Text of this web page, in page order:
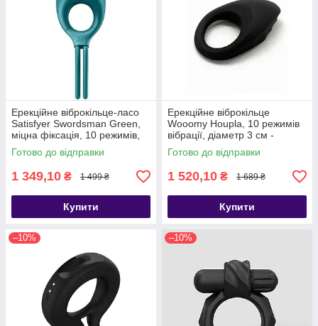
Ерекційне віброкільце-ласо
Satisfyer Swordsman Green,
міцна фіксація, 10 режимів,
потужний мотор - SO6729
Готово до відправки
1 349,10 ₴ 1 499 ₴
Купити
Ерекційне віброкільце
Wooomy Houpla, 10 режимів
вібрації, діаметр 3 см -
SO7439
Готово до відправки
1 520,10 ₴ 1 689 ₴
Купити
–10% –10%